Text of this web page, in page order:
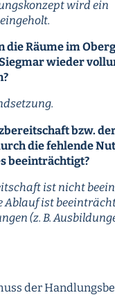
wird ein
die Räume im
wieder
bzw.
die fehlende
beeinträchtigt?
ist nicht
Ablauf ist
(z. B.
der